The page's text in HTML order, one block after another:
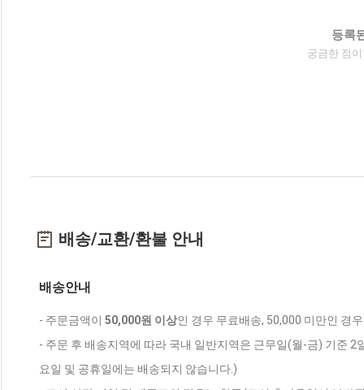
등록
궁금한 점
배송/교환/환불 안내
배송안내
- 주문금액이 50,000원 이상인 경우 무료배송, 50,000 미만인 경
- 주문 후 배송지역에 따라 국내 일반지역은 근무일(월-금) 기준
요일 및 공휴일에는 배송되지 않습니다.)